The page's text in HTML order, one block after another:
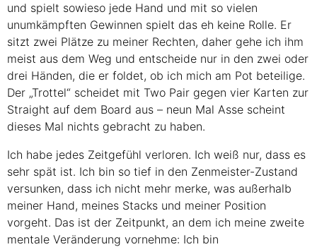
und spielt sowieso jede Hand und mit so vielen
unumkämpften Gewinnen spielt das eh keine Rolle. Er
sitzt zwei Plätze zu meiner Rechten, daher gehe ich ihm
meist aus dem Weg und entscheide nur in den zwei oder
drei Händen, die er foldet, ob ich mich am Pot beteilige.
Der „Trottel“ scheidet mit Two Pair gegen vier Karten zur
Straight auf dem Board aus – neun Mal Asse scheint
dieses Mal nichts gebracht zu haben.
Ich habe jedes Zeitgefühl verloren. Ich weiß nur, dass es
sehr spät ist. Ich bin so tief in den Zenmeister-Zustand
versunken, dass ich nicht mehr merke, was außerhalb
meiner Hand, meines Stacks und meiner Position
vorgeht. Das ist der Zeitpunkt, an dem ich meine zweite
mentale Veränderung vornehme: Ich bin